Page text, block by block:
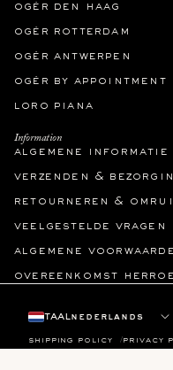
ogér den haag
ogér rotterdam
ogér antwerpen
ogér by appointment
loro piana
Information
algemene informatie
verzenden &
retourneren &
veelgestelde vragen
algemene
overeenkomst
taal
shipping policy privacy